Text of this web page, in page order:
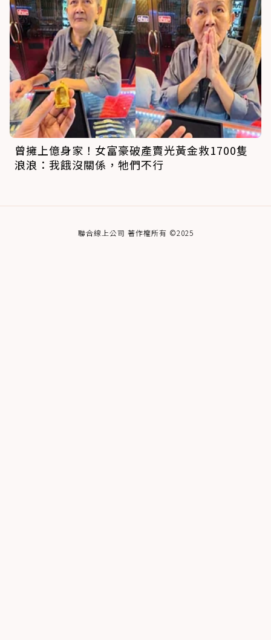
曾擁上億身家！女富豪破產賣光黃金救1700隻
浪浪：我餓沒關係，牠們不行
聯合線上公司 著作權所有 ©2025